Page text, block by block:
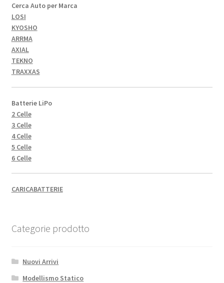
Cerca Auto per Marca
LOSI
KYOSHO
ARRMA
AXIAL
TEKNO
TRAXXAS
Batterie LiPo
2 Celle
3 Celle
4 Celle
5 Celle
6 Celle
CARICABATTERIE
Categorie prodotto
Nuovi Arrivi
Modellismo Statico